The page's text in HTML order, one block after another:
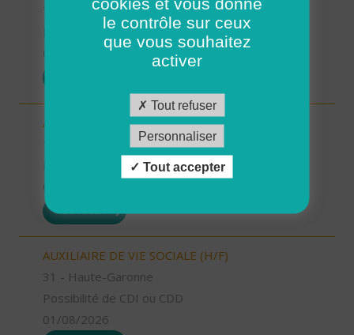
70 - Haute-Saône
Possibilité de CDI ou CDD
AIDE A DOMICILE (H/F)
Possibilité de CDI ou CDD
POSTULER
AUXILIAIRE DE VIE SOCIALE (H/F)
31 - Haute-Garonne
Possibilité de CDI ou CDD
01/08/2026
le contrôle sur ceux
que vous souhaitez
activer
Tout refuser
Personnaliser
Tout accepter